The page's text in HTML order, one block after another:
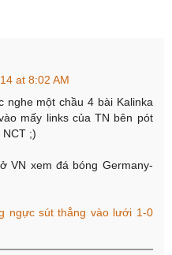
at 8:02 AM
nghe một chầu 4 bài Kalinka
mấy links của TN bên pót
;)
VN xem đá bóng Germany-
ngực sút thẳng vào lưới 1-0